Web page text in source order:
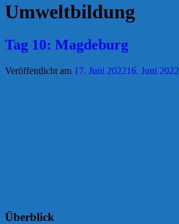
Umweltbildung
Tag 10: Magdeburg
Veröffentlicht am 17. Juni 202216. Juni 2022
Überblick